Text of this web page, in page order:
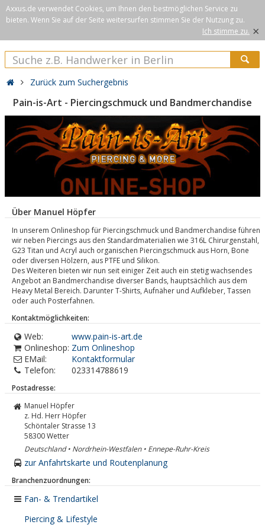
Axxus.de verwendet Cookies, um Ihnen den bestmöglichen Service zu
bieten. Wenn Sie auf der Seite weitersurfen stimmen Sie der Nutzung zu.
Ich stimme zu. ×
Zurück zum Suchergebnis
Pain-is-Art - Piercingschmuck und Bandmerchandise
Über Manuel Höpfer
In unserem Onlineshop für Piercingschmuck und Bandmerchandise führen
wir neben Piercings aus den Standardmaterialien wie 316L Chirurgenstahl,
G23 Titan und Acryl auch organischen Piercingschmuck aus Horn, Bone
oder diversen Hölzern, aus PTFE und Silikon.
Des Weiteren bieten wir nun seit einiger Zeit auch ein stetig wachsendes
Angebot an Bandmerchandise diverser Bands, hauptsächlich aus dem
Heavy Metal Bereich. Darunter T-Shirts, Aufnäher und Aufkleber, Tassen
oder auch Posterfahnen.
Kontaktmöglichkeiten:
Web:
www.pain-is-art.de
Onlineshop: Zum Onlineshop
EMail:
Kontaktformular
Telefon:
023314788619
Postadresse:
Manuel Höpfer
z. Hd. Herr Höpfer
Schöntaler Strasse 13
58300Wetter
Deutschland • Nordrhein-Westfalen • Ennepe-Ruhr-Kreis
zur Anfahrtskarte und Routenplanung
Branchenzuordnungen:
Fan- & Trendartikel
Piercing & Lifestyle